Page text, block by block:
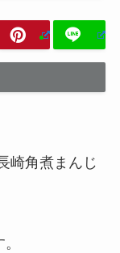
崎角煮まんじ